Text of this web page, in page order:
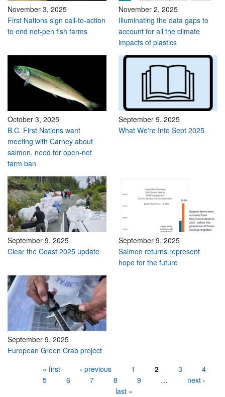
November 3, 2025
First Nations sign call-to-action
to end net-pen fish farms
November 2, 2025
Illuminating the data gaps to
account for all the climate
impacts of plastics
October 3, 2025
B.C. First Nations want
meeting with Carney about
salmon, need for open-net
farm ban
September 9, 2025
What We're Into Sept 2025
September 9, 2025
Clear the Coast 2025 update
September 9, 2025
Salmon returns represent
hope for the future
September 9, 2025
European Green Crab project
« first ‹ previous 1 2 3
4
5
6 7 8 9 …
next ›
last »